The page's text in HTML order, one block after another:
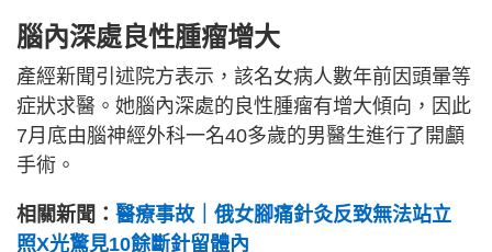
腦內深處良性腫瘤增大
產經新聞引述院方表示，該名女病人數年前因頭暈等
症狀求醫。她腦內深處的良性腫瘤有增大傾向，因此
7月底由腦神經外科一名40多歲的男醫生進行了開顱
手術。
相關新聞： 醫療事故｜俄女腳痛針灸反致無法站立
照X光驚見10餘斷針留體內